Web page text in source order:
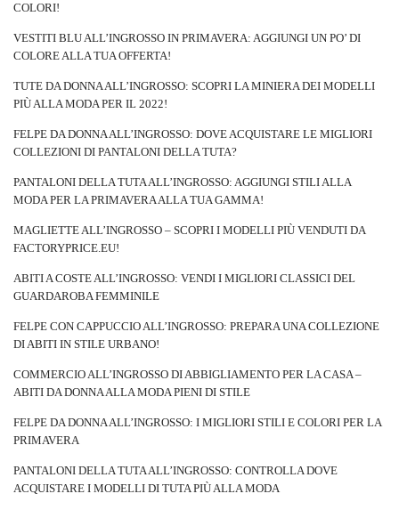
COLORI!
VESTITI BLU ALL’INGROSSO IN PRIMAVERA: AGGIUNGI UN PO’ DI
COLORE ALLA TUA OFFERTA!
TUTE DA DONNA ALL’INGROSSO: SCOPRI LA MINIERA DEI MODELLI
PIÙ ALLA MODA PER IL 2022!
FELPE DA DONNA ALL’INGROSSO: DOVE ACQUISTARE LE MIGLIORI
COLLEZIONI DI PANTALONI DELLA TUTA?
PANTALONI DELLA TUTA ALL’INGROSSO: AGGIUNGI STILI ALLA
MODA PER LA PRIMAVERA ALLA TUA GAMMA!
MAGLIETTE ALL’INGROSSO – SCOPRI I MODELLI PIÙ VENDUTI DA
FACTORYPRICE.EU!
ABITI A COSTE ALL’INGROSSO: VENDI I MIGLIORI CLASSICI DEL
GUARDAROBA FEMMINILE
FELPE CON CAPPUCCIO ALL’INGROSSO: PREPARA UNA COLLEZIONE
DI ABITI IN STILE URBANO!
COMMERCIO ALL’INGROSSO DI ABBIGLIAMENTO PER LA CASA –
ABITI DA DONNA ALLA MODA PIENI DI STILE
FELPE DA DONNA ALL’INGROSSO: I MIGLIORI STILI E COLORI PER LA
PRIMAVERA
PANTALONI DELLA TUTA ALL’INGROSSO: CONTROLLA DOVE
ACQUISTARE I MODELLI DI TUTA PIÙ ALLA MODA